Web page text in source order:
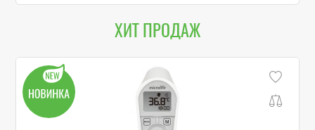
ХИТ ПРОДАЖ